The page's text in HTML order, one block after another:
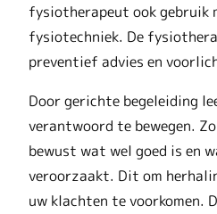
fysiotherapeut ook gebruik
fysiotechniek. De
preventief advies en
Door gerichte begeleiding
verantwoord te bewegen.
bewust wat wel goed is en
veroorzaakt. Dit om
uw klachten te voorkomen.